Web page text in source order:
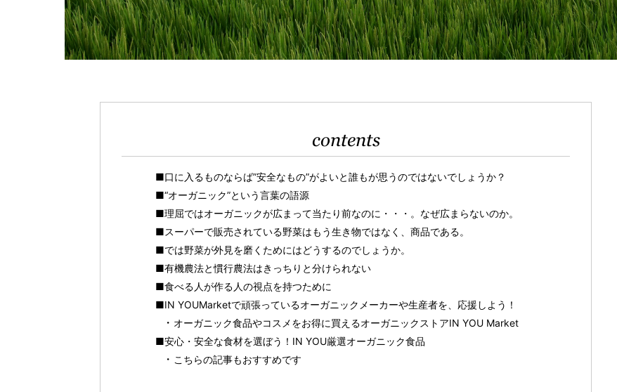
contents
■口に入るものならば”安全なもの”がよいと誰もが思うのではないでしょうか？
■“オーガニック”という言葉の語源
■理屈ではオーガニックが広まって当たり前なのに・・・。なぜ広まらないのか。
■スーパーで販売されている野菜はもう生き物ではなく、商品である。
■では野菜が外見を磨くためにはどうするのでしょうか。
■有機農法と慣行農法はきっちりと分けられない
■食べる人が作る人の視点を持つために
■IN YOUMarketで頑張っているオーガニックメーカーや生産者を、応援しよう！
オーガニック食品やコスメをお得に買えるオーガニックストアIN YOU Market
■安心・安全な食材を選ぼう！IN YOU厳選オーガニック食品
こちらの記事もおすすめです